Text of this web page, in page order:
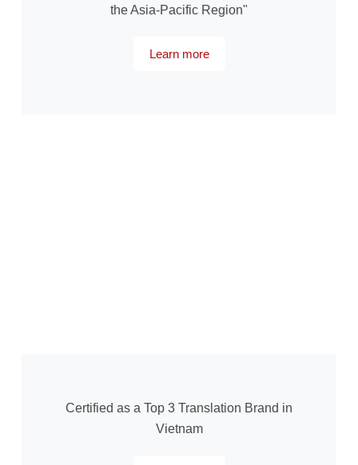
the Asia-Pacific Region"
Learn more
Certified as a Top 3 Translation Brand in
Vietnam